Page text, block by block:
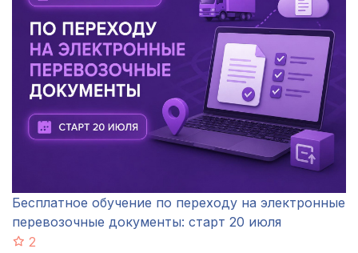
Бесплатное обучение по переходу на электронные
перевозочные документы: старт 20 июля
2